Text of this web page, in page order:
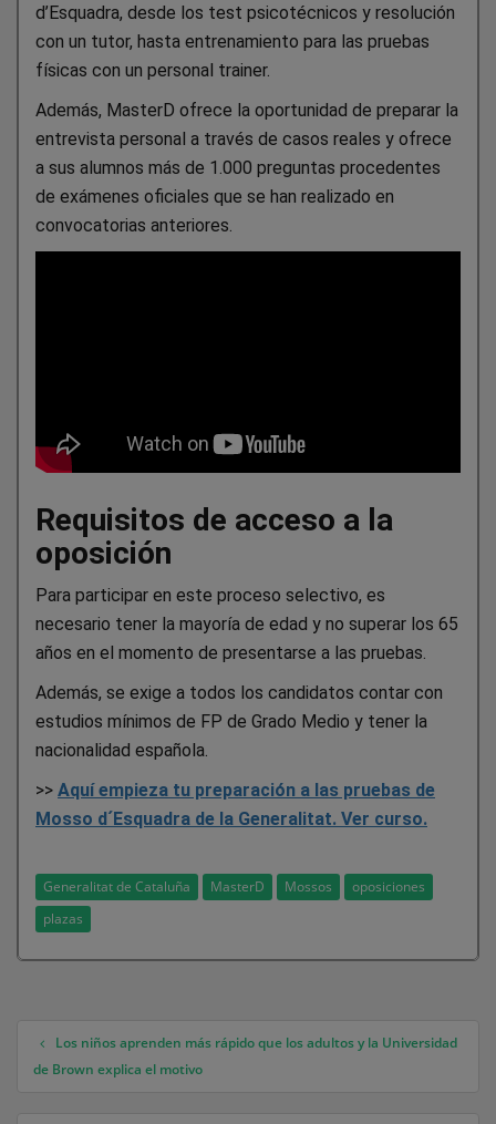
d’Esquadra, desde los test psicotécnicos y resolución
con un tutor, hasta entrenamiento para las pruebas
físicas con un personal trainer.
Además, MasterD ofrece la oportunidad de preparar la
entrevista personal a través de casos reales y ofrece
a sus alumnos más de 1.000 preguntas procedentes
de exámenes oficiales que se han realizado en
convocatorias anteriores.
Requisitos de acceso a la
oposición
Para participar en este proceso selectivo, es
necesario tener la mayoría de edad y no superar los 65
años en el momento de presentarse a las pruebas.
Además, se exige a todos los candidatos contar con
estudios mínimos de FP de Grado Medio y tener la
nacionalidad española.
>> Aquí empieza tu preparación a las pruebas de
Mosso d´Esquadra de la Generalitat. Ver curso.
Generalitat de Cataluña MasterD Mossos
oposiciones
plazas
Navegación de entradas
Los niños aprenden más rápido que los adultos y la Universidad
de Brown explica el motivo